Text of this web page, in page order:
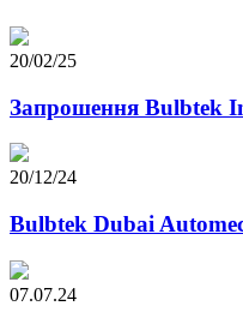
20/02/25
Запрошення Bulbtek
20/12/24
Bulbtek Dubai
07.07.24